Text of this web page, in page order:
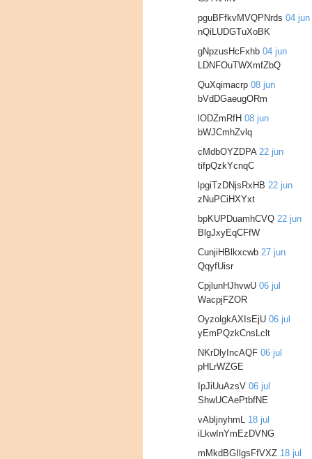
pguBFfkvMVQPNrds 04 jun
nQiLUDGTuXoBK
gNpzusHcFxhb 04 jun
LDNFOuTWXmfZbQ
QuXqimacrp 08 jun
bVdDGaeugORm
lODZmRfH 08 jun
bWJCmhZvlq
cMdbOYZDPA 22 jun
tifpQzkYcnqC
lpgiTzDNjsRxHB 22 jun
zNuPCiHXYxt
bpKUPDuamhCVQ 22 jun
BlgJxyEqCFfW
CunjiHBlkxcwb 27 jun
QqyfUisr
CpjlunHJhvwU 06 jul
WacpjFZOR
OyzolgkAXIsEjU 06 jul
yEmPQzkCnsLclt
NKrDlyIncAQF 06 jul
pHLrWZGE
IpJiUuAzsV 06 jul
ShwUCAePtbfNE
vAbljnyhmL 18 jul
iLkwInYmEzDVNG
mMkdBGIlgsFfVXZ 18 jul